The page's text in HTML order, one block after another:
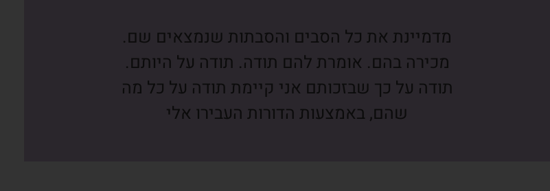
מדמיינת את כל הסבים והסבתות שנמצאים שם.
מכירה בהם. אומרת להם תודה. תודה על היותם.
תודה על כך שבזכותם אני קיימת תודה על כל מה
שהם, באמצעות הדורות העבירו אלי